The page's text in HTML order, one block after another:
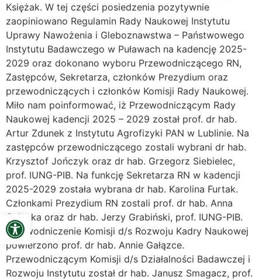
Open toolbar
Księżak. W tej części posiedzenia pozytywnie
zaopiniowano Regulamin Rady Naukowej Instytutu
Uprawy Nawożenia i Gleboznawstwa – Państwowego
Instytutu Badawczego w Puławach na kadencję 2025-
2029 oraz dokonano wyboru Przewodniczącego RN,
Zastępców, Sekretarza, członków Prezydium oraz
przewodniczących i członków Komisji Rady Naukowej.
Miło nam poinformować, iż Przewodniczącym Rady
Naukowej kadencji 2025 – 2029 został prof. dr hab.
Artur Zdunek z Instytutu Agrofizyki PAN w Lublinie. Na
zastępców przewodniczącego zostali wybrani dr hab.
Krzysztof Jończyk oraz dr hab. Grzegorz Siebielec,
prof. IUNG-PIB. Na funkcję Sekretarza RN w kadencji
2025-2029 została wybrana dr hab. Karolina Furtak.
Członkami Prezydium RN zostali prof. dr hab. Anna
Gałązka oraz dr hab. Jerzy Grabiński, prof. IUNG-PIB.
Przewodniczenie Komisji d/s Rozwoju Kadry Naukowej
powierzono prof. dr hab. Annie Gałązce.
Przewodniczącym Komisji d/s Działalności Badawczej i
Rozwoju Instytutu został dr hab. Janusz Smagacz, prof.